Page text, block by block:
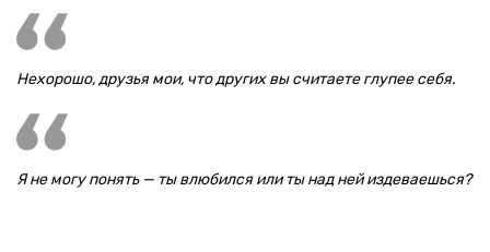
Нехорошо, друзья мои, что других вы считаете глупее себя.
Я не могу понять — ты влюбился или ты над ней издеваешься?